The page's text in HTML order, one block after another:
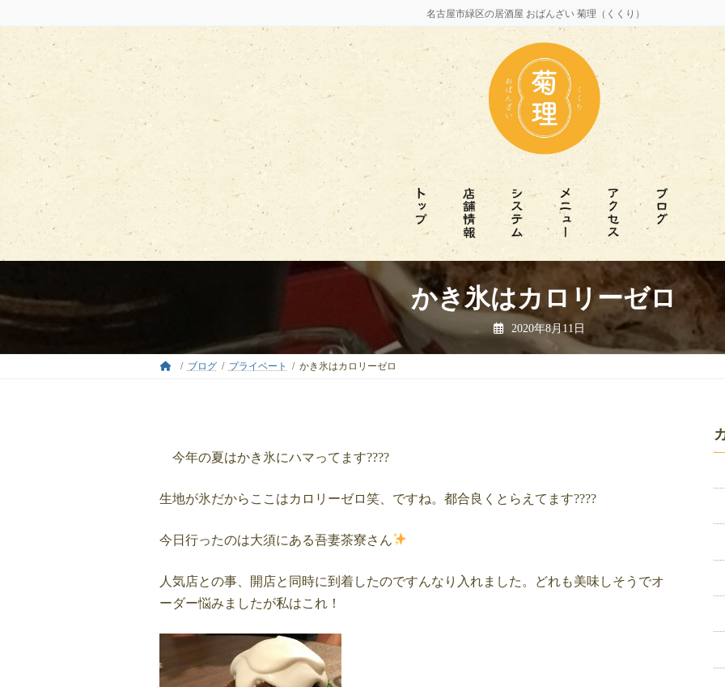
ン
ン
ツ
ビ
ー
シ
名古屋市緑区の居酒屋 おばんざい 菊理（くくり）
かき氷はカロリーゼロ
2020年8月11日
ブログ プライベート かき氷はカロリーゼロ
今年の夏はかき氷にハマってます????
生地が氷だからここはカロリーゼロ笑、ですね。都合良くとらえてます????
今日行ったのは大須にある吾妻茶寮さん
人気店との事、開店と同時に到着したのですんなり入れました。どれも美味しそうでオ
ーダー悩みましたが私はこれ！